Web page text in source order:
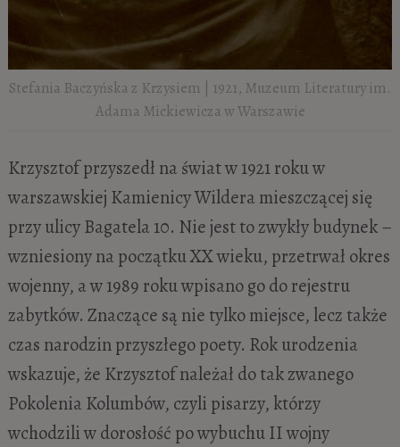
Stefania Baczyńska z Krzysiem | 1921, Muzeum Literatury im.
Adama Mickiewicza w Warszawie
Krzysztof przyszedł na świat w 1921 roku w
warszawskiej Kamienicy Wildera mieszczącej się
przy ulicy Bagatela 10. Nie jest to zwykły budynek –
wzniesiony na początku XX wieku, przetrwał okres
wojenny, a w 1989 roku wpisano go do rejestru
zabytków. Znaczące są nie tylko miejsce, lecz także
czas narodzin przyszłego poety. Rok urodzenia
wskazuje, że Krzysztof należał do tak zwanego
Pokolenia Kolumbów, czyli pisarzy, którzy
wchodzili w dorosłość po wybuchu II wojny